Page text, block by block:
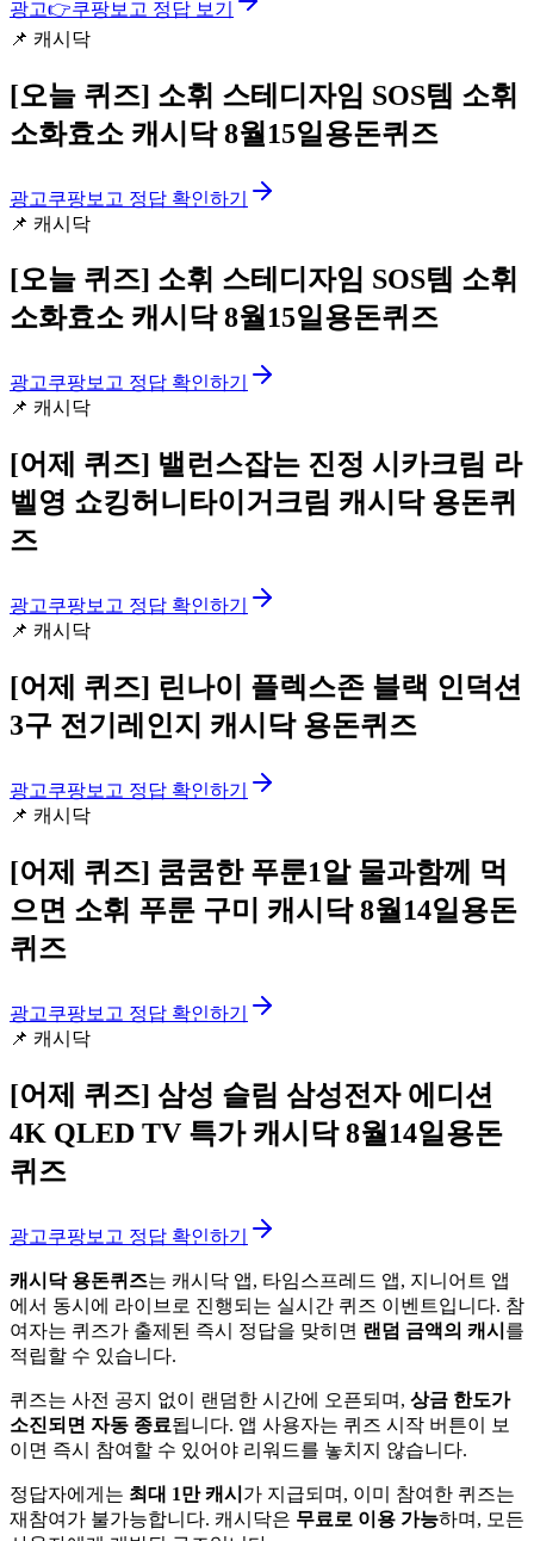
광고👉쿠팡보고 정답 보기
📌 캐시닥
[오늘 퀴즈] 소휘 스테디자임 SOS템 소휘
소화효소 캐시닥 8월15일용돈퀴즈
광고쿠팡보고 정답 확인하기
📌 캐시닥
[오늘 퀴즈] 소휘 스테디자임 SOS템 소휘
소화효소 캐시닥 8월15일용돈퀴즈
광고쿠팡보고 정답 확인하기
📌 캐시닥
[어제 퀴즈] 밸런스잡는 진정 시카크림 라
벨영 쇼킹허니타이거크림 캐시닥 용돈퀴
즈
광고쿠팡보고 정답 확인하기
📌 캐시닥
[어제 퀴즈] 린나이 플렉스존 블랙 인덕션
3구 전기레인지 캐시닥 용돈퀴즈
광고쿠팡보고 정답 확인하기
📌 캐시닥
[어제 퀴즈] 쿰쿰한 푸룬1알 물과함께 먹
으면 소휘 푸룬 구미 캐시닥 8월14일용돈
퀴즈
광고쿠팡보고 정답 확인하기
📌 캐시닥
[어제 퀴즈] 삼성 슬림 삼성전자 에디션
4K QLED TV 특가 캐시닥 8월14일용돈
퀴즈
광고쿠팡보고 정답 확인하기
캐시닥 용돈퀴즈는 캐시닥 앱, 타임스프레드 앱, 지니어트 앱
에서 동시에 라이브로 진행되는 실시간 퀴즈 이벤트입니다. 참
여자는 퀴즈가 출제된 즉시 정답을 맞히면 랜덤 금액의 캐시 를
적립할 수 있습니다.
퀴즈는 사전 공지 없이 랜덤한 시간에 오픈되며, 상금 한도가
소진되면 자동 종료됩니다. 앱 사용자는 퀴즈 시작 버튼이 보
이면 즉시 참여할 수 있어야 리워드를 놓치지 않습니다.
정답자에게는 최대 1만 캐시 가 지급되며, 이미 참여한 퀴즈는
재참여가 불가능합니다. 캐시닥은 무료로 이용 가능하며, 모든